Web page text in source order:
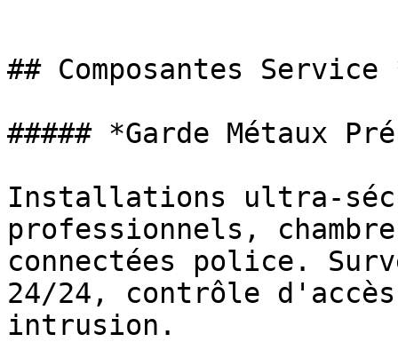
## Composantes
##### *Garde Métaux
Installations ultra-
professionnels,
connectées police.
24/24, contrôle
intrusion.